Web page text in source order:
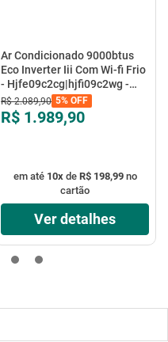
Ar Condicionado 9000btus
Eco Inverter Iii Com Wi-fi Frio
- Hjfe09c2cg|hjfi09c2wg -
Elgin
R$ 2.089,90 5% OFF
R$ 1.989,90
em até 10xde R$ 198,99no
cartão
Ver detalhes